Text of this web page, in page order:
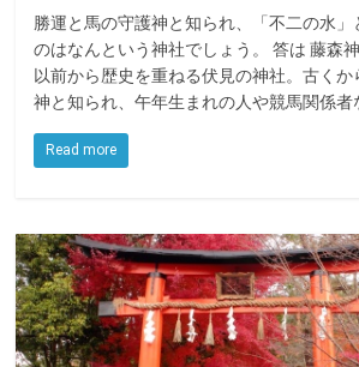
c
e
b
o
i
t
t
e
n
e
勝運と馬の守護神と知られ、「不二の水」
のはなんという神社でしょう。 答は 藤森
以前から歴史を重ねる伏見の神社。古く
神と知られ、午年生まれの人や競馬関係者
Read more